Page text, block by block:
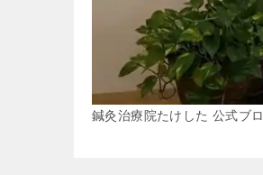
鍼灸治療院たけした 公式ブ